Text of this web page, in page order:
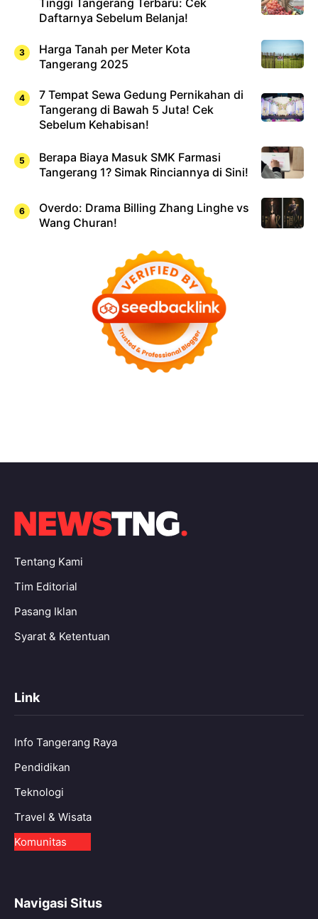
Tinggi Tangerang Terbaru: Cek
Daftarnya Sebelum Belanja!
Harga Tanah per Meter Kota
Tangerang 2025
7 Tempat Sewa Gedung Pernikahan di
Tangerang di Bawah 5 Juta! Cek
Sebelum Kehabisan!
Berapa Biaya Masuk SMK Farmasi
Tangerang 1? Simak Rinciannya di Sini!
Overdo: Drama Billing Zhang Linghe vs
Wang Churan!
Tentang Kami
Tim Editorial
Pasang Iklan
Syarat & Ketentuan
Link
Info Tangerang Raya
Pendidikan
Teknologi
Travel & Wisata
Komunitas
Navigasi Situs